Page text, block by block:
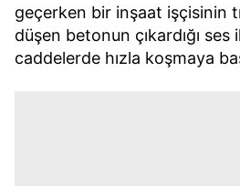
geçerken bir inşaat işçisinin
düşen betonun çıkardığı ses
caddelerde hızla koşmaya